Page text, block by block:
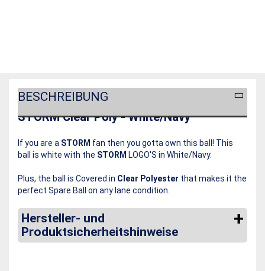
BESCHREIBUNG
STORM Clear Poly - White/Navy
If you are a STORM fan then you gotta own this ball! This
ball is white with the STORM LOGO'S in White/Navy.
Plus, the ball is Covered in Clear Polyester that makes it the
perfect Spare Ball on any lane condition.
Hersteller- und
Produktsicherheitshinweise